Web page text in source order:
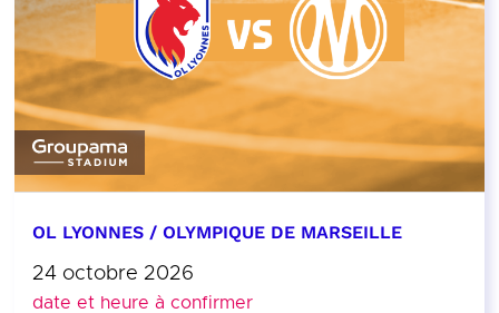
OL LYONNES / OLYMPIQUE DE MARSEILLE
24 octobre 2026
date et heure à confirmer